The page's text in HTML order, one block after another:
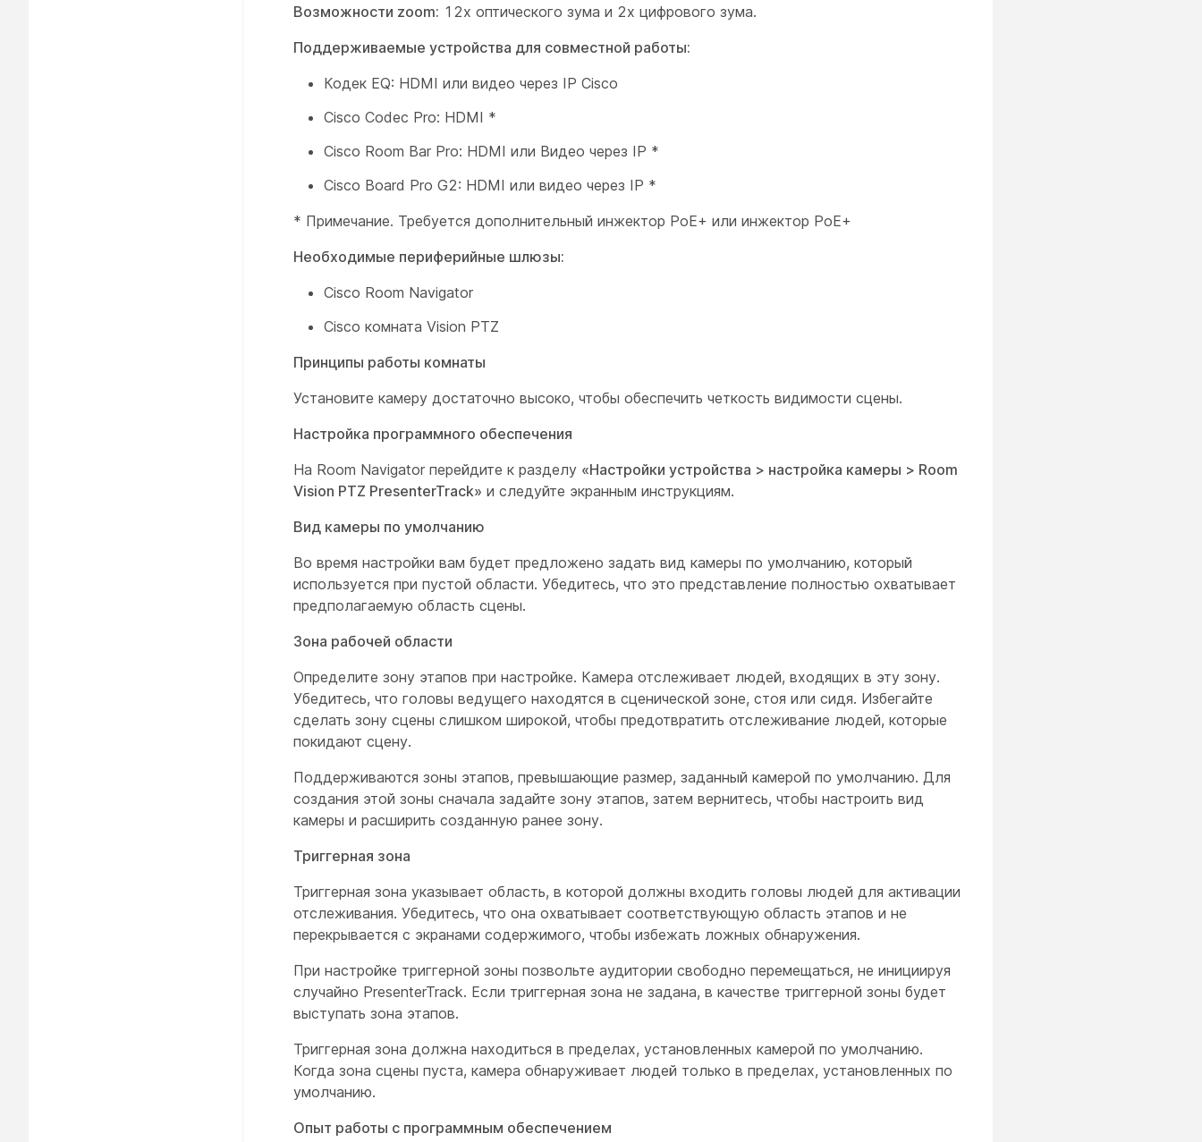
Возможности zoom: 12x оптического зума и 2x цифрового зума.
Поддерживаемые устройства для совместной работы:
Кодек EQ: HDMI или видео через IP Cisco
Cisco Codec Pro: HDMI *
Cisco Room Bar Pro: HDMI или Видео через IP *
Cisco Board Pro G2: HDMI или видео через IP *
* Примечание. Требуется дополнительный инжектор PoE+ или инжектор PoE+
Необходимые периферийные шлюзы:
Cisco Room Navigator
Cisco комната Vision PTZ
Принципы работы комнаты
Установите камеру достаточно высоко, чтобы обеспечить четкость видимости сцены.
Настройка программного обеспечения
На Room Navigator перейдите к разделу «Настройки устройства > настройка камеры > Room
Vision PTZ PresenterTrack» и следуйте экранным инструкциям.
Вид камеры по умолчанию
Во время настройки вам будет предложено задать вид камеры по умолчанию, который
используется при пустой области. Убедитесь, что это представление полностью охватывает
предполагаемую область сцены.
Зона рабочей области
Определите зону этапов при настройке. Камера отслеживает людей, входящих в эту зону.
Убедитесь, что головы ведущего находятся в сценической зоне, стоя или сидя. Избегайте
сделать зону сцены слишком широкой, чтобы предотвратить отслеживание людей, которые
покидают сцену.
Поддерживаются зоны этапов, превышающие размер, заданный камерой по умолчанию. Для
создания этой зоны сначала задайте зону этапов, затем вернитесь, чтобы настроить вид
камеры и расширить созданную ранее зону.
Триггерная зона
Триггерная зона указывает область, в которой должны входить головы людей для активации
отслеживания. Убедитесь, что она охватывает соответствующую область этапов и не
перекрывается с экранами содержимого, чтобы избежать ложных обнаружения.
При настройке триггерной зоны позвольте аудитории свободно перемещаться, не инициируя
случайно PresenterTrack. Если триггерная зона не задана, в качестве триггерной зоны будет
выступать зона этапов.
Триггерная зона должна находиться в пределах, установленных камерой по умолчанию.
Когда зона сцены пуста, камера обнаруживает людей только в пределах, установленных по
умолчанию.
Опыт работы с программным обеспечением